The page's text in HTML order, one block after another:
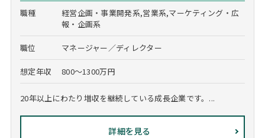
職種
経営企画・事業開発系,営業系,マーケティング・広
報・企画系
職位 マネージャー／ディレクター
想定年収 800～1300万円
20年以上にわたり増収を継続している成長企業です。...
詳細を見る